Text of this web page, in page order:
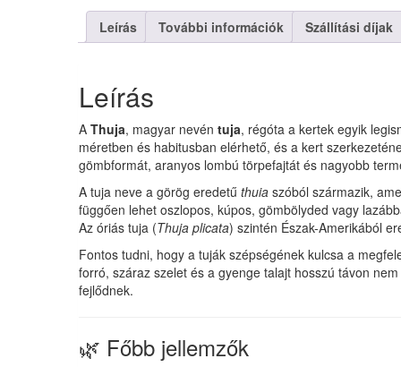
Leírás További információk Szállítási díjak
Leírás
A Thuja, magyar nevén tuja, régóta a kertek egyik
méretben és habitusban elérhető, és a kert
gömbformát, aranyos lombú törpefajtát és nagyobb
A tuja neve a görög eredetű thuia szóból származik,
függően lehet oszlopos, kúpos, gömbölyded vagy
Az óriás tuja (Thuja plicata) szintén Észak-Amerikából
Fontos tudni, hogy a tuják szépségének kulcsa a
forró, száraz szelet és a gyenge talajt hosszú távon
fejlődnek.
🌿 Főbb jellemzők